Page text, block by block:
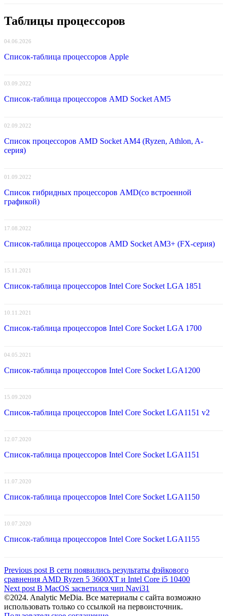
Таблицы процессоров
04.06.2026
Список-таблица процессоров Apple
03.09.2022
Список-таблица процессоров AMD Socket AM5
02.09.2022
Список процессоров AMD Socket AM4 (Ryzen, Athlon, A-
серия)
01.09.2022
Список гибридных процессоров AMD(со встроенной
графикой)
17.08.2022
Список-таблица процессоров AMD Socket AM3+ (FX-серия)
15.11.2021
Список-таблица процессоров Intel Core Socket LGA 1851
10.11.2021
Список-таблица процессоров Intel Core Socket LGA 1700
04.05.2021
Список-таблица процессоров Intel Core Socket LGA1200
15.09.2020
Список-таблица процессоров Intel Core Socket LGA1151 v2
12.07.2020
Список-таблица процессоров Intel Core Socket LGA1151
11.07.2020
Список-таблица процессоров Intel Core Socket LGA1150
10.07.2020
Список-таблица процессоров Intel Core Socket LGA1155
Навигация
по
записям
Previous post Previous
post:
В сети появились результаты фэйкового
сравнения AMD Ryzen 5 3600XT и Intel Core i5 10400
Next post Next
post:
В MacOS засветился чип Navi31
©2024. Analytic MeDia. Все материалы с сайта возможно
использовать только со ссылкой на первоисточник.